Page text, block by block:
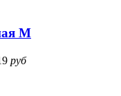
M
руб